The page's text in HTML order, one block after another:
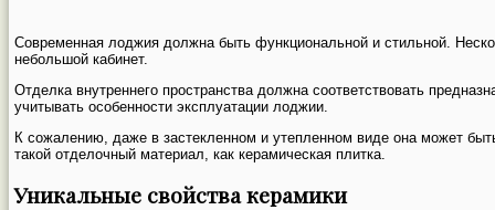
Современная лоджия должна быть функциональной и стильной.
небольшой кабинет.
Отделка внутреннего пространства должна соответствовать
учитывать особенности эксплуатации лоджии.
К сожалению, даже в застекленном и утепленном виде она может
такой отделочный материал, как керамическая плитка.
Уникальные свойства керамики